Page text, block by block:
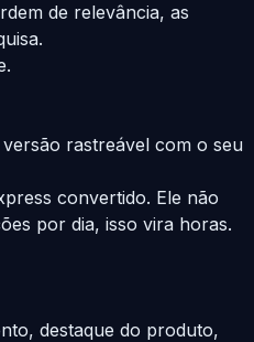
de relevância, as
rastreável com o seu
convertido. Ele não
por dia, isso vira horas.
destaque do produto,